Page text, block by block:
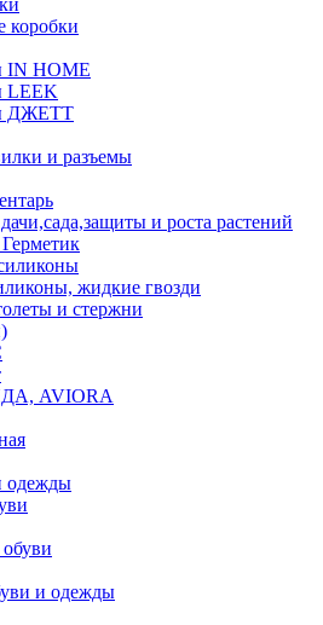
коробки
IN HOME
LEEK
ДЖЕТТ
и разъемы
и роста растений
жидкие гвозди
и стержни
AVIORA
одежды
и одежды